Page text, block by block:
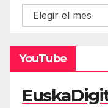
Hemeroteca
YouTube